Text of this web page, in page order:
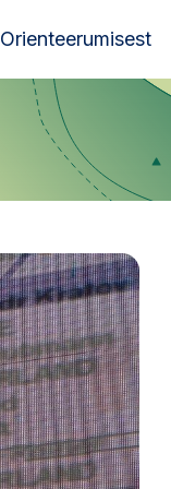
Orienteerumisest